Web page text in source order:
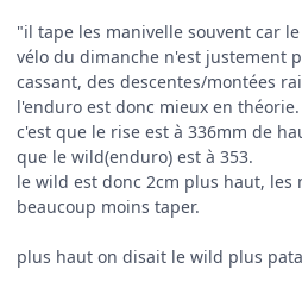
"il tape les manivelle souvent car
vélo du dimanche n'est justement
cassant, des descentes/montées
l'enduro est donc mieux en
c'est que le rise est à 336mm de
que le wild(enduro) est à 353.
le wild est donc 2cm plus haut, les
beaucoup moins taper.
plus haut on disait le wild plus